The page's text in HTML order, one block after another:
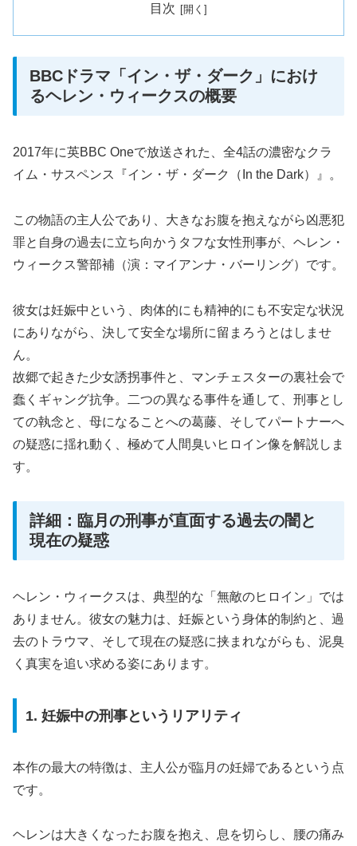
目次
BBCドラマ「イン・ザ・ダーク」におけ
るヘレン・ウィークスの概要
2017年に英BBC Oneで放送された、全4話の濃密なクラ
イム・サスペンス『イン・ザ・ダーク（In the Dark）』。
この物語の主人公であり、大きなお腹を抱えながら凶悪犯
罪と自身の過去に立ち向かうタフな女性刑事が、ヘレン・
ウィークス警部補（演：マイアンナ・バーリング）です。
彼女は妊娠中という、肉体的にも精神的にも不安定な状況
にありながら、決して安全な場所に留まろうとはしませ
ん。
故郷で起きた少女誘拐事件と、マンチェスターの裏社会で
蠢くギャング抗争。二つの異なる事件を通して、刑事とし
ての執念と、母になることへの葛藤、そしてパートナーへ
の疑惑に揺れ動く、極めて人間臭いヒロイン像を解説しま
す。
詳細：臨月の刑事が直面する過去の闇と
現在の疑惑
ヘレン・ウィークスは、典型的な「無敵のヒロイン」では
ありません。彼女の魅力は、妊娠という身体的制約と、過
去のトラウマ、そして現在の疑惑に挟まれながらも、泥臭
く真実を追い求める姿にあります。
1. 妊娠中の刑事というリアリティ
本作の最大の特徴は、主人公が臨月の妊婦であるという点
です。
ヘレンは大きくなったお腹を抱え、息を切らし、腰の痛み